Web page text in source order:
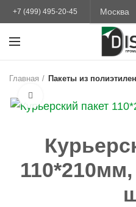
+7 (499) 495-20-45
Главная
Пакеты из